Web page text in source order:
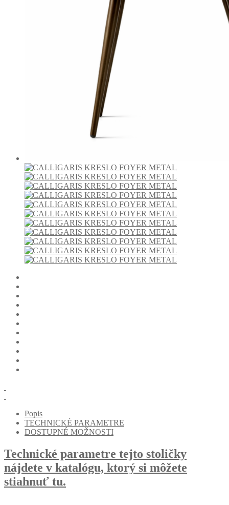
Popis
TECHNICKÉ PARAMETRE
DOSTUPNÉ MOŽNOSTI
Technické parametre tejto stoličky
nájdete v katalógu, ktorý si môžete
stiahnuť tu.